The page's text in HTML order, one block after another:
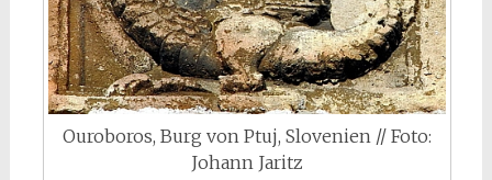
Ouroboros, Burg von Ptuj, Slovenien // Foto:
Johann Jaritz